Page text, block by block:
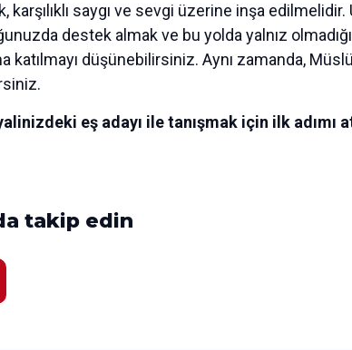
karşılıklı saygı ve sevgi üzerine inşa
destek almak ve bu yolda yalnız
düşünebilirsiniz. Aynı zamanda,
eş adayı ile tanışmak için ilk adımı
takip edin